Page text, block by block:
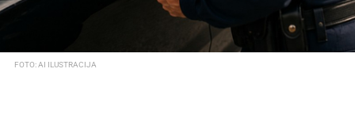
FOTO: AI ILUSTRACIJA